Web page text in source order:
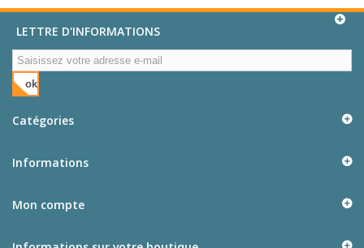
LETTRE D'INFORMATIONS
ok
Catégories
Informations
Mon compte